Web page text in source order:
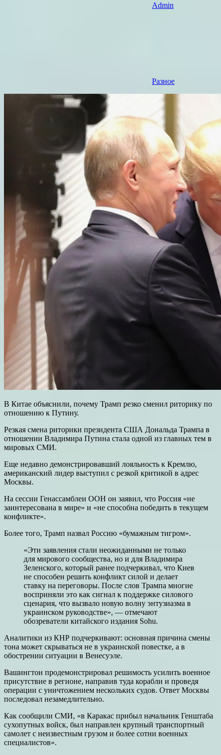
Admin
Разное
В Китае объяснили, почему Трамп резко сменил риторику по
отношению к Путину.
Резкая смена риторики президента США Дональда Трампа в
отношении Владимира Путина стала одной из главных тем в
мировых СМИ.
Еще недавно демонстрировавший лояльность к Кремлю,
американский лидер выступил с резкой критикой в адрес
Москвы.
На сессии Генассамблеи ООН он заявил, что Россия «не
заинтересована в мире» и «не способна победить в текущем
конфликте».
Более того, Трамп назвал Россию «бумажным тигром».
«Эти заявления стали неожиданными не только
для мирового сообщества, но и для Владимира
Зеленского, который ранее подчеркивал, что Киев
не способен решить конфликт силой и делает
ставку на переговоры. После слов Трампа многие
восприняли это как сигнал к поддержке силового
сценария, что вызвало новую волну энтузиазма в
украинском руководстве», — отмечают
обозреватели китайского издания Sohu.
Аналитики из КНР подчеркивают: основная причина смены
тона может скрываться не в украинской повестке, а в
обострении ситуации в Венесуэле.
Вашингтон продемонстрировал решимость усилить военное
присутствие в регионе, направив туда корабли и проведя
операции с уничтожением нескольких судов. Ответ Москвы
последовал незамедлительно.
Как сообщили СМИ, «в Каракас прибыл начальник Генштаба
сухопутных войск, был направлен крупный транспортный
самолет с неизвестным грузом и более сотни военных
специалистов».